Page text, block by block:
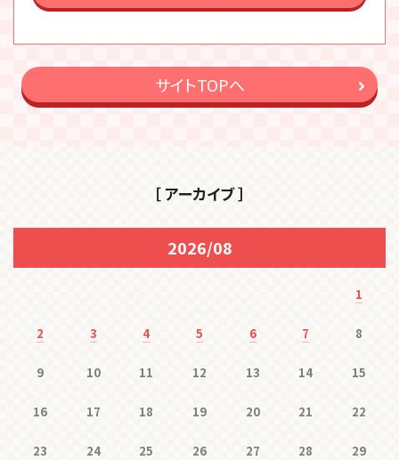
サイトTOPへ
［ アーカイブ ］
2026/08
1
2 3 4 5 6 7 8
9 10 11 12 13 14 15
16 17 18 19 20 21 22
23 24 25 26 27 28 29